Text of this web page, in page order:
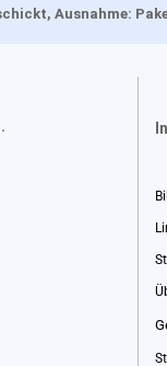
Ausnahme: